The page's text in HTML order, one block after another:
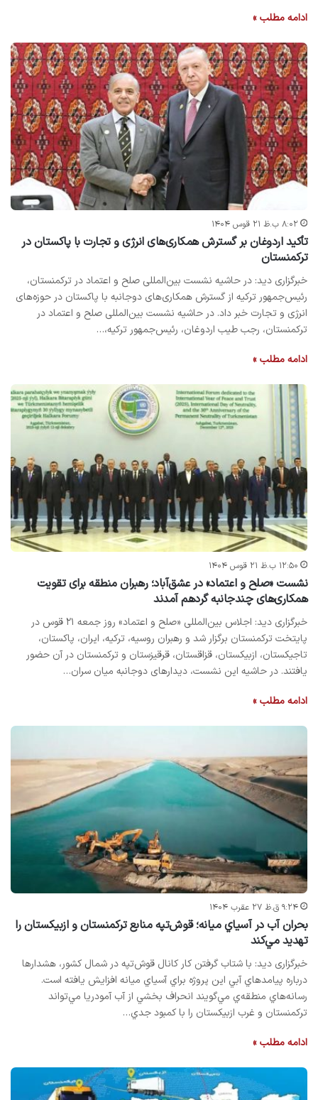
ادامه مطلب »
۸:۰۲ ب.ظ ۲۱ قوس ۱۴۰۴
تأکید اردوغان بر گسترش همکاری‌های انرژی و تجارت با پاکستان در
ترکمنستان
خبرگزاری دید: در حاشیه نشست بین‌المللی صلح و اعتماد در ترکمنستان،
رئیس‌جمهور ترکیه از گسترش همکاری‌های دوجانبه با پاکستان در حوزه‌های
انرژی و تجارت خبر داد. در حاشیه نشست بین‌المللی صلح و اعتماد در
ترکمنستان، رجب طیب اردوغان، رئیس‌جمهور ترکیه،…
ادامه مطلب »
۱۲:۵۰ ب.ظ ۲۱ قوس ۱۴۰۴
نشست «صلح و اعتماد» در عشق‌آباد؛ رهبران منطقه برای تقویت
همکاری‌های چندجانبه گردهم آمدند
خبرگزاری دید: اجلاس بین‌المللی «صلح و اعتماد» روز جمعه ۲۱ قوس در
پایتخت ترکمنستان برگزار شد و رهبران روسیه، ترکیه، ایران، پاکستان،
تاجیکستان، ازبیکستان، قزاقستان، قرقیزستان و ترکمنستان در آن حضور
یافتند. در حاشیه این نشست، دیدارهای دوجانبه میان سران…
ادامه مطلب »
۹:۲۴ ق.ظ ۲۷ عقرب ۱۴۰۴
بحران آب در آسياي ميانه؛ قوش‌تپه منابع تركمنستان و ازبیكستان را
تهديد مي‌كند
خبرگزاری دید: با شتاب گرفتن كار كانال قوش‌تپه در شمال کشور، هشدارها
درباره پيامدهاي آبي اين پروژه براي آسياي ميانه افزايش يافته است.
رسانه‌هاي منطقه‌‌ي مي‌گويند انحراف بخشي از آب آمودريا مي‌تواند
تركمنستان و غرب ازبیكستان را با كمبود جدي…
ادامه مطلب »